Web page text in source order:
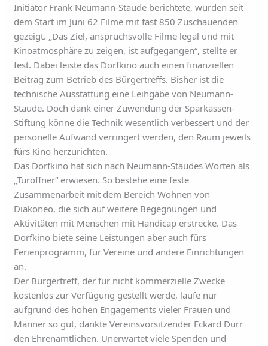
Initiator Frank Neumann-Staude berichtete, wurden seit
dem Start im Juni 62 Filme mit fast 850 Zuschauenden
gezeigt. „Das Ziel, anspruchsvolle Filme legal und mit
Kinoatmosphäre zu zeigen, ist aufgegangen“, stellte er
fest. Dabei leiste das Dorfkino auch einen finanziellen
Beitrag zum Betrieb des Bürgertreffs. Bisher ist die
technische Ausstattung eine Leihgabe von Neumann-
Staude. Doch dank einer Zuwendung der Sparkassen-
Stiftung könne die Technik wesentlich verbessert und der
personelle Aufwand verringert werden, den Raum jeweils
fürs Kino herzurichten.
Das Dorfkino hat sich nach Neumann-Staudes Worten als
„Türöffner“ erwiesen. So bestehe eine feste
Zusammenarbeit mit dem Bereich Wohnen von
Diakoneo, die sich auf weitere Begegnungen und
Aktivitäten mit Menschen mit Handicap erstrecke. Das
Dorfkino biete seine Leistungen aber auch fürs
Ferienprogramm, für Vereine und andere Einrichtungen
an.
Der Bürgertreff, der für nicht kommerzielle Zwecke
kostenlos zur Verfügung gestellt werde, laufe nur
aufgrund des hohen Engagements vieler Frauen und
Männer so gut, dankte Vereinsvorsitzender Eckard Dürr
den Ehrenamtlichen. Unerwartet viele Spenden und